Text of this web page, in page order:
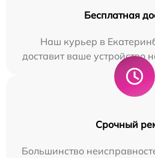
Бесплатная
Наш курьер в
доставит ваше устройство
Срочный
Большинство